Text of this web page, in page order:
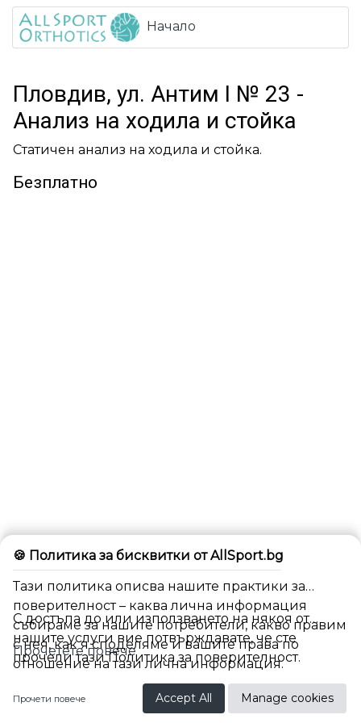
BG
🍪 Политика за бисквитки от AllSport.bg
Тази политика описва нашите практики за
поверителност – каква лична информация
събираме за нашите потребители, какво правим
с нея, как я споделяме и вашите права по
отношение на тази лична информация.
С достъпа до или използването на някоя от
нашите услуги вие потвърждавате, че сте
прочели тази Политика за поверителност.
Прочетете повече
Прочети повече Accept All Manage cookies
Начало
Пловдив, ул. Антим I № 23 -
Анализ на ходила и стойка
Статичен анализ на ходила и стойка.
Безплатно